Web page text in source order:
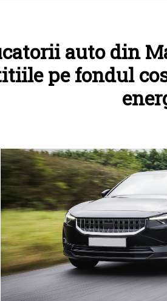
auto din
pe fondul